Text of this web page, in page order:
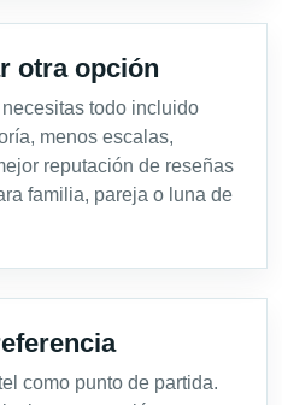
otra opción
todo incluido
menos escalas,
reputación de reseñas
familia, pareja o luna de
como punto de partida.